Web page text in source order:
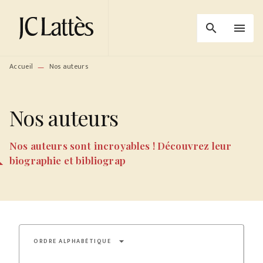
MENU RECHERCHE
PIED DE PAGE
search menu
Accueil — Nos auteurs
Nos auteurs
Nos auteurs sont incroyables ! Découvrez leur
biographie et bibliograp
ORDRE ALPHABÉTIQUE arrow_drop_down